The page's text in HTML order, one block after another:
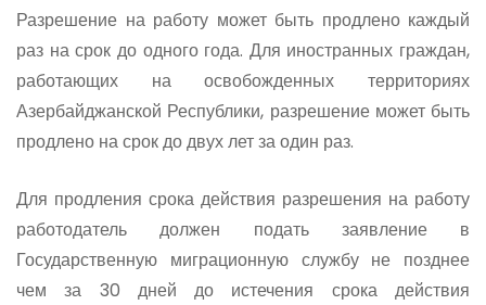
Разрешение на работу может быть продлено каждый
раз на срок до одного года. Для иностранных граждан,
работающих на освобожденных территориях
Азербайджанской Республики, разрешение может быть
продлено на срок до двух лет за один раз.
Для продления срока действия разрешения на работу
работодатель должен подать заявление в
Государственную миграционную службу не позднее
чем за 30 дней до истечения срока действия